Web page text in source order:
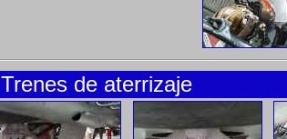
Trenes de aterrizaje